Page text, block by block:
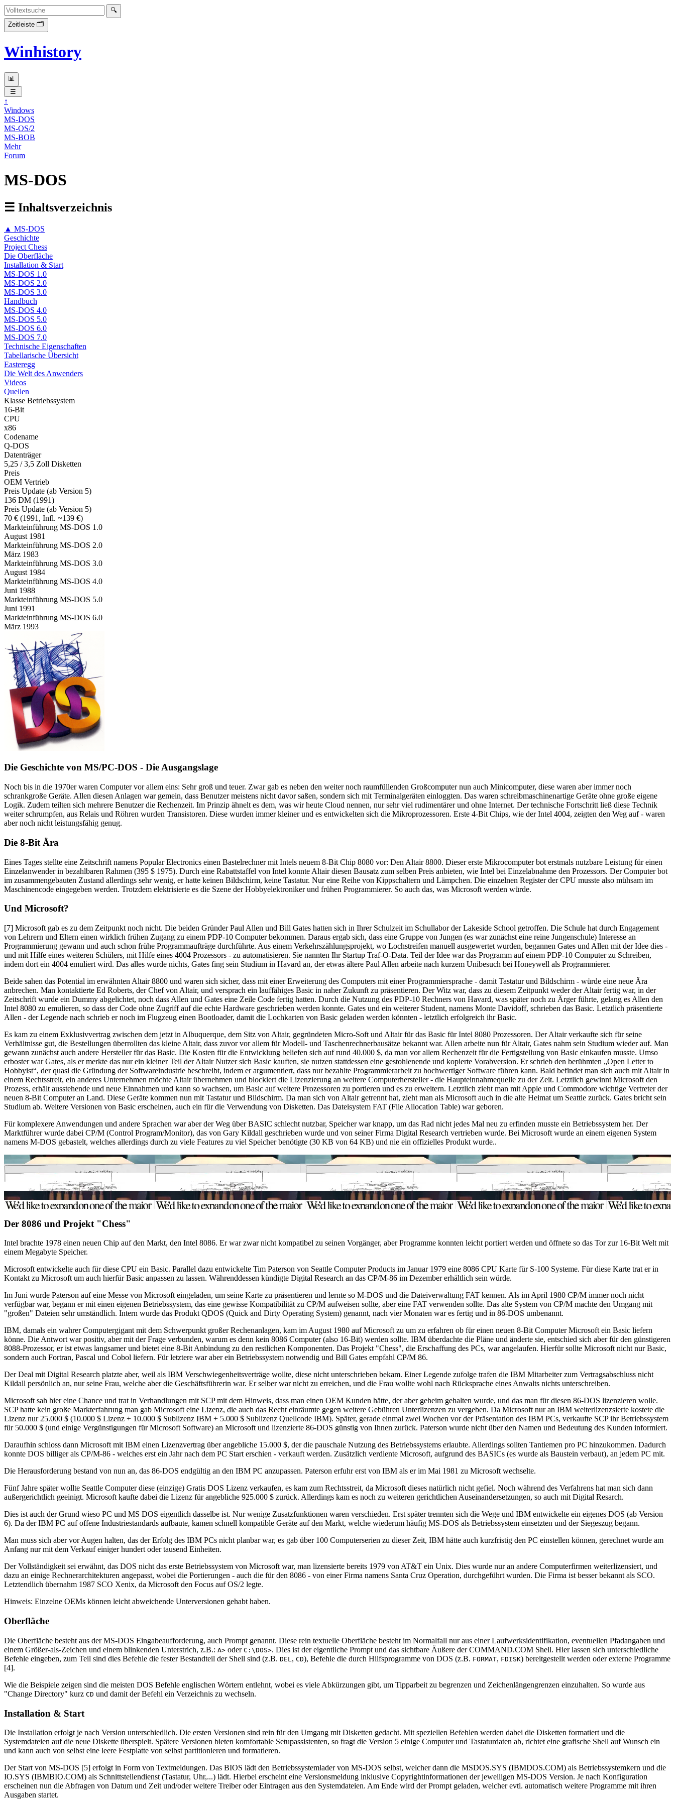
Winhistory
↑
Windows
MS-DOS
MS-OS/2
MS-BOB
Mehr
Forum
MS-DOS
☰ Inhaltsverzeichnis
▲ MS-DOS
Geschichte
Project Chess
Die Oberfläche
Installation & Start
MS-DOS 1.0
MS-DOS 2.0
MS-DOS 3.0
Handbuch
MS-DOS 4.0
MS-DOS 5.0
MS-DOS 6.0
MS-DOS 7.0
Technische Eigenschaften
Tabellarische Übersicht
Easteregg
Die Welt des Anwenders
Videos
Quellen
Klasse Betriebssystem
16-Bit
CPU
x86
Codename
Q-DOS
Datenträger
5,25 / 3,5 Zoll Disketten
Preis
OEM Vertrieb
Preis Update (ab Version 5)
136 DM (1991)
Preis Update (ab Version 5)
70 € (1991, Infl. ~139 €)
Markteinführung MS-DOS 1.0
August 1981
Markteinführung MS-DOS 2.0
März 1983
Markteinführung MS-DOS 3.0
August 1984
Markteinführung MS-DOS 4.0
Juni 1988
Markteinführung MS-DOS 5.0
Juni 1991
Markteinführung MS-DOS 6.0
März 1993
Die Geschichte von MS/PC-DOS - Die Ausgangslage
Noch bis in die 1970er waren Computer vor allem eins: Sehr groß und teuer. Zwar gab es neben den weiter noch raumfüllenden Großcomputer nun auch Minicomputer, diese waren aber immer noch
schrankgroße Geräte. Allen diesen Anlagen war gemein, dass Benutzer meistens nicht davor saßen, sondern sich mit Terminalgeräten einloggten. Das waren schreibmaschinenartige Geräte ohne große eigene
Logik. Zudem teilten sich mehrere Benutzer die Rechenzeit. Im Prinzip ähnelt es dem, was wir heute Cloud nennen, nur sehr viel rudimentärer und ohne Internet. Der technische Fortschritt ließ diese Technik
weiter schrumpfen, aus Relais und Röhren wurden Transistoren. Diese wurden immer kleiner und es entwickelten sich die Mikroprozessoren. Erste 4-Bit Chips, wie der Intel 4004, zeigten den Weg auf - waren
aber noch nicht leistungsfähig genug.
Die 8-Bit Ära
Eines Tages stellte eine Zeitschrift namens Popular Electronics einen Bastelrechner mit Intels neuem 8-Bit Chip 8080 vor: Den Altair 8800. Dieser erste Mikrocomputer bot erstmals nutzbare Leistung für einen
Einzelanwender in bezahlbaren Rahmen (395 $ 1975). Durch eine Rabattstaffel von Intel konnte Altair diesen Bausatz zum selben Preis anbieten, wie Intel bei Einzelabnahme den Prozessors. Der Computer bot
im zusammengebauten Zustand allerdings sehr wenig, er hatte keinen Bildschirm, keine Tastatur. Nur eine Reihe von Kippschaltern und Lämpchen. Die einzelnen Register der CPU musste also mühsam im
Maschinencode eingegeben werden. Trotzdem elektrisierte es die Szene der Hobbyelektroniker und frühen Programmierer. So auch das, was Microsoft werden würde.
Und Microsoft?
[7] Microsoft gab es zu dem Zeitpunkt noch nicht. Die beiden Gründer Paul Allen und Bill Gates hatten sich in Ihrer Schulzeit im Schullabor der Lakeside School getroffen. Die Schule hat durch Engagement
von Lehrern und Eltern einen wirklich frühen Zugang zu einem PDP-10 Computer bekommen. Daraus ergab sich, dass eine Gruppe von Jungen (es war zunächst eine reine Jungenschule) Interesse an
Programmierung gewann und auch schon frühe Programmaufträge durchführte. Aus einem Verkehrszählungsprojekt, wo Lochstreifen manuell ausgewertet wurden, begannen Gates und Allen mit der Idee dies -
und mit Hilfe eines weiteren Schülers, mit Hilfe eines 4004 Prozessors - zu automatisieren. Sie nannten Ihr Startup Traf-O-Data. Teil der Idee war das Programm auf einem PDP-10 Computer zu Schreiben,
indem dort ein 4004 emuliert wird. Das alles wurde nichts, Gates fing sein Studium in Havard an, der etwas ältere Paul Allen arbeite nach kurzem Unibesuch bei Honeywell als Programmierer.
Beide sahen das Potential im erwähnten Altair 8800 und waren sich sicher, dass mit einer Erweiterung des Computers mit einer Programmiersprache - damit Tastatur und Bildschirm - würde eine neue Ära
anbrechen. Man kontaktierte Ed Roberts, der Chef von Altair, und versprach ein lauffähiges Basic in naher Zukunft zu präsentieren. Der Witz war, dass zu diesem Zeitpunkt weder der Altair fertig war, in der
Zeitschrift wurde ein Dummy abgelichtet, noch dass Allen und Gates eine Zeile Code fertig hatten. Durch die Nutzung des PDP-10 Rechners von Havard, was später noch zu Ärger führte, gelang es Allen den
Intel 8080 zu emulieren, so dass der Code ohne Zugriff auf die echte Hardware geschrieben werden konnte. Gates und ein weiterer Student, namens Monte Davidoff, schrieben das Basic. Letztlich präsentierte
Allen - der Legende nach schrieb er noch im Flugzeug einen Bootloader, damit die Lochkarten von Basic geladen werden könnten - letztlich erfolgreich ihr Basic.
Es kam zu einem Exklusivvertrag zwischen dem jetzt in Albuquerque, dem Sitz von Altair, gegründeten Micro-Soft und Altair für das Basic für Intel 8080 Prozessoren. Der Altair verkaufte sich für seine
Verhältnisse gut, die Bestellungen überrollten das kleine Altair, dass zuvor vor allem für Modell- und Taschenrechnerbausätze bekannt war. Allen arbeite nun für Altair, Gates nahm sein Studium wieder auf. Man
gewann zunächst auch andere Hersteller für das Basic. Die Kosten für die Entwicklung beliefen sich auf rund 40.000 $, da man vor allem Rechenzeit für die Fertigstellung von Basic einkaufen musste. Umso
erboster war Gates, als er merkte das nur ein kleiner Teil der Altair Nutzer sich Basic kauften, sie nutzen stattdessen eine gestohlenende und kopierte Vorabversion. Er schrieb den berühmten „Open Letter to
Hobbyist“, der quasi die Gründung der Softwareindustrie beschreibt, indem er argumentiert, dass nur bezahlte Programmierarbeit zu hochwertiger Software führen kann. Bald befindet man sich auch mit Altair in
einem Rechtsstreit, ein anderes Unternehmen möchte Altair übernehmen und blockiert die Lizenzierung an weitere Computerhersteller - die Haupteinnahmequelle zu der Zeit. Letztlich gewinnt Microsoft den
Prozess, erhält ausstehende und neue Einnahmen und kann so wachsen, um Basic auf weitere Prozessoren zu portieren und es zu erweitern. Letztlich zieht man mit Apple und Commodore wichtige Vertreter der
neuen 8-Bit Computer an Land. Diese Geräte kommen nun mit Tastatur und Bildschirm. Da man sich von Altair getrennt hat, zieht man als Microsoft auch in die alte Heimat um Seattle zurück. Gates bricht sein
Studium ab. Weitere Versionen von Basic erscheinen, auch ein für die Verwendung von Disketten. Das Dateisystem FAT (File Allocation Table) war geboren.
Für komplexere Anwendungen und andere Sprachen war aber der Weg über BASIC schlecht nutzbar, Speicher war knapp, um das Rad nicht jedes Mal neu zu erfinden musste ein Betriebssystem her. Der
Marktführer wurde dabei CP/M (Control Program/Monitor), das von Gary Kildall geschrieben wurde und von seiner Firma Digital Research vertrieben wurde. Bei Microsoft wurde an einem eigenen System
namens M-DOS gebastelt, welches allerdings durch zu viele Features zu viel Speicher benötigte (30 KB von 64 KB) und nie ein offizielles Produkt wurde..
Der 8086 und Projekt "Chess"
Intel brachte 1978 einen neuen Chip auf den Markt, den Intel 8086. Er war zwar nicht kompatibel zu seinen Vorgänger, aber Programme konnten leicht portiert werden und öffnete so das Tor zur 16-Bit Welt mit
einem Megabyte Speicher.
Microsoft entwickelte auch für diese CPU ein Basic. Parallel dazu entwickelte Tim Paterson von Seattle Computer Products im Januar 1979 eine 8086 CPU Karte für S-100 Systeme. Für diese Karte trat er in
Kontakt zu Microsoft um auch hierfür Basic anpassen zu lassen. Währenddessen kündigte Digital Research an das CP/M-86 im Dezember erhältlich sein würde.
Im Juni wurde Paterson auf eine Messe von Microsoft eingeladen, um seine Karte zu präsentieren und lernte so M-DOS und die Dateiverwaltung FAT kennen. Als im April 1980 CP/M immer noch nicht
verfügbar war, begann er mit einen eigenen Betriebssystem, das eine gewisse Kompatibilität zu CP/M aufweisen sollte, aber eine FAT verwenden sollte. Das alte System von CP/M machte den Umgang mit
"großen" Dateien sehr umständlich. Intern wurde das Produkt QDOS (Quick and Dirty Operating System) genannt, nach vier Monaten war es fertig und in 86-DOS umbenannt.
IBM, damals ein wahrer Computergigant mit dem Schwerpunkt großer Rechenanlagen, kam im August 1980 auf Microsoft zu um zu erfahren ob für einen neuen 8-Bit Computer Microsoft ein Basic liefern
könne. Die Antwort war positiv, aber mit der Frage verbunden, warum es denn kein 8086 Computer (also 16-Bit) werden sollte. IBM überdachte die Pläne und änderte sie, entschied sich aber für den günstigeren
8088-Prozessor, er ist etwas langsamer und bietet eine 8-Bit Anbindung zu den restlichen Komponenten. Das Projekt "Chess", die Erschaffung des PCs, war angelaufen. Hierfür sollte Microsoft nicht nur Basic,
sondern auch Fortran, Pascal und Cobol liefern. Für letztere war aber ein Betriebssystem notwendig und Bill Gates empfahl CP/M 86.
Der Deal mit Digital Research platzte aber, weil als IBM Verschwiegenheitsverträge wollte, diese nicht unterschrieben bekam. Einer Legende zufolge trafen die IBM Mitarbeiter zum Vertragsabschluss nicht
Kildall persönlich an, nur seine Frau, welche aber die Geschäftsführerin war. Er selber war nicht zu erreichen, und die Frau wollte wohl nach Rücksprache eines Anwalts nichts unterschreiben.
Microsoft sah hier eine Chance und trat in Verhandlungen mit SCP mit dem Hinweis, dass man einen OEM Kunden hätte, der aber geheim gehalten wurde, und das man für diesen 86-DOS lizenzieren wolle.
SCP hatte kein große Markterfahrung man gab Microsoft eine Lizenz, die auch das Recht einräumte gegen weitere Gebühren Unterlizenzen zu vergeben. Da Microsoft nur an IBM weiterlizenzsierte kostete die
Lizenz nur 25.000 $ (10.000 $ Lizenz + 10.000 $ Sublizenz IBM + 5.000 $ Sublizenz Quellcode IBM). Später, gerade einmal zwei Wochen vor der Präsentation des IBM PCs, verkaufte SCP ihr Betriebssystem
für 50.000 $ (und einige Vergünstigungen für Microsoft Software) an Microsoft und lizenzierte 86-DOS günstig von Ihnen zurück. Paterson wurde nicht über den Namen und Bedeutung des Kunden informiert.
Daraufhin schloss dann Microsoft mit IBM einen Lizenzvertrag über angebliche 15.000 $, der die pauschale Nutzung des Betriebssystems erlaubte. Allerdings sollten Tantiemen pro PC hinzukommen. Dadurch
konnte DOS billiger als CP/M-86 - welches erst ein Jahr nach dem PC Start erschien - verkauft werden. Zusätzlich verdiente Microsoft, aufgrund des BASICs (es wurde als Baustein verbaut), an jedem PC mit.
Die Herausforderung bestand von nun an, das 86-DOS endgültig an den IBM PC anzupassen. Paterson erfuhr erst von IBM als er im Mai 1981 zu Microsoft wechselte.
Fünf Jahre später wollte Seattle Computer diese (einzige) Gratis DOS Lizenz verkaufen, es kam zum Rechtsstreit, da Microsoft dieses natürlich nicht gefiel. Noch während des Verfahrens hat man sich dann
außergerichtlich geeinigt. Microsoft kaufte dabei die Lizenz für angebliche 925.000 $ zurück. Allerdings kam es noch zu weiteren gerichtlichen Auseinandersetzungen, so auch mit Digital Resarch.
Dies ist auch der Grund wieso PC und MS DOS eigentlich dasselbe ist. Nur wenige Zusatzfunktionen waren verschieden. Erst später trennten sich die Wege und IBM entwickelte ein eigenes DOS (ab Version
6). Da der IBM PC auf offene Industriestandards aufbaute, kamen schnell kompatible Geräte auf den Markt, welche wiederum häufig MS-DOS als Betriebssystem einsetzten und der Siegeszug begann.
Man muss sich aber vor Augen halten, das der Erfolg des IBM PCs nicht planbar war, es gab über 100 Computerserien zu dieser Zeit, IBM hätte auch kurzfristig den PC einstellen können, gerechnet wurde am
Anfang nur mit dem Verkauf einiger hundert oder tausend Einheiten.
Der Vollständigkeit sei erwähnt, das DOS nicht das erste Betriebssystem von Microsoft war, man lizensierte bereits 1979 von AT&T ein Unix. Dies wurde nur an andere Computerfirmen weiterlizensiert, und
dazu an einige Rechnerarchitekturen angepasst, wobei die Portierungen - auch die für den 8086 - von einer Firma namens Santa Cruz Operation, durchgeführt wurden. Die Firma ist besser bekannt als SCO.
Letztendlich übernahm 1987 SCO Xenix, da Microsoft den Focus auf OS/2 legte.
Hinweis: Einzelne OEMs können leicht abweichende Unterversionen gehabt haben.
Oberfläche
Die Oberfläche besteht aus der MS-DOS Eingabeaufforderung, auch Prompt genannt. Diese rein textuelle Oberfläche besteht im Normalfall nur aus einer Laufwerksidentifikation, eventuellen Pfadangaben und
einem Größer-als-Zeichen und einem blinkenden Unterstrich, z.B.: A> oder C:\DOS>. Dies ist der eigentliche Prompt und das sichtbare Äußere der COMMAND.COM Shell. Hier lassen sich unterschiedliche
Befehle eingeben, zum Teil sind dies Befehle die fester Bestandteil der Shell sind (z.B. DEL , CD), Befehle die durch Hilfsprogramme von DOS (z.B. FORMAT, FDISK) bereitgestellt werden oder externe Programme
[4].
Wie die Beispiele zeigen sind die meisten DOS Befehle englischen Wörtern entlehnt, wobei es viele Abkürzungen gibt, um Tipparbeit zu begrenzen und Zeichenlängengrenzen einzuhalten. So wurde aus
"Change Directory" kurz CD und damit der Befehl ein Verzeichnis zu wechseln.
Installation & Start
Die Installation erfolgt je nach Version unterschiedlich. Die ersten Versionen sind rein für den Umgang mit Disketten gedacht. Mit speziellen Befehlen werden dabei die Disketten formatiert und die
Systemdateien auf die neue Diskette überspielt. Spätere Versionen bieten komfortable Setupassistenten, so fragt die Version 5 einige Computer und Tastaturdaten ab, richtet eine grafische Shell auf Wunsch ein
und kann auch von selbst eine leere Festplatte von selbst partitionieren und formatieren.
Der Start von MS-DOS [5] erfolgt in Form von Textmeldungen. Das BIOS lädt den Betriebssystemlader von MS-DOS selbst, welcher dann die MSDOS.SYS (IBMDOS.COM) als Betriebssystemkern und die
IO.SYS (IBMBIO.COM) als Schnittstellendienst (Tastatur, Uhr,...) lädt. Hierbei erscheint eine Versionsmeldung inklusive Copyrightinformationen der jeweiligen MS-DOS Version. Je nach Konfiguration
erscheinen nun die Abfragen von Datum und Zeit und/oder weitere Treiber oder Eintragen aus den Systemdateien. Am Ende wird der Prompt geladen, welcher evtl. automatisch weitere Programme mit ihren
Ausgaben startet.